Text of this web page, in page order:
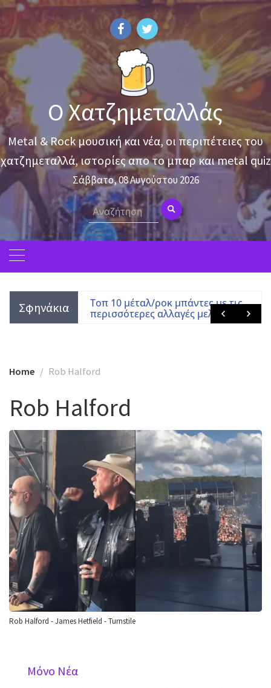
Skip
content
Ο Χατζημεταλλάς
Metal & Rock μουσική και νέα, οι περιπέτειες του
χατζημεταλλά, ιστορίες απο το μπαρ και metal quiz
Σάββατο, 08 Αυγούστου 2026
Search
for:
Σφηνάκια
Τοπ 10 μέταλ/ροκ μπάντες με τις
περισσότερες αλλαγές μελών
Home Rob Halford
Rob Halford
Rob Halford - James Hetfield - Turnstile
Mόνο Νέα